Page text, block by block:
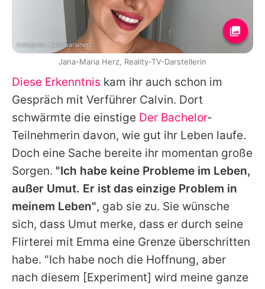
Diese Erkenntnis kam ihr auch schon im
Gespräch mit Verführer Calvin. Dort
schwärmte die einstige Der Bachelor-
Teilnehmerin davon, wie gut ihr Leben laufe.
Doch eine Sache bereite ihr momentan große
Sorgen. "Ich habe keine Probleme im Leben,
außer Umut. Er ist das einzige Problem in
meinem Leben", gab sie zu. Sie wünsche
sich, dass Umut merke, dass er durch seine
Flirterei mit Emma eine Grenze überschritten
habe. "Ich habe noch die Hoffnung, aber
nach diesem [Experiment] wird meine ganze
Instagram / janamariaherz
Jana-Maria Herz, Reality-TV-Darstellerin